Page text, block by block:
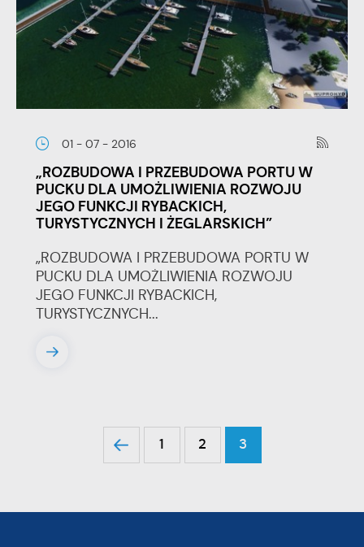
01 - 07 - 2016
„ROZBUDOWA I PRZEBUDOWA PORTU W
PUCKU DLA UMOŻLIWIENIA ROZWOJU
JEGO FUNKCJI RYBACKICH,
TURYSTYCZNYCH I ŻEGLARSKICH”
„ROZBUDOWA I PRZEBUDOWA PORTU W
PUCKU DLA UMOŻLIWIENIA ROZWOJU
JEGO FUNKCJI RYBACKICH,
TURYSTYCZNYCH...
1 2 3